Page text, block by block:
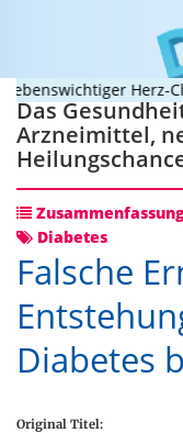
Herz-
Das
Arzneimittel,
Diabetes
Falsche
Diabetes
Original Titel: